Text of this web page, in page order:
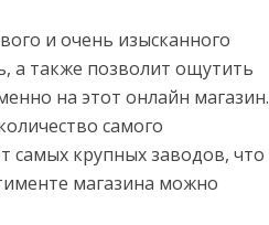
и очень изысканного
а также позволит ощутить
на этот онлайн магазин.
самого
самых крупных заводов, что
магазина можно